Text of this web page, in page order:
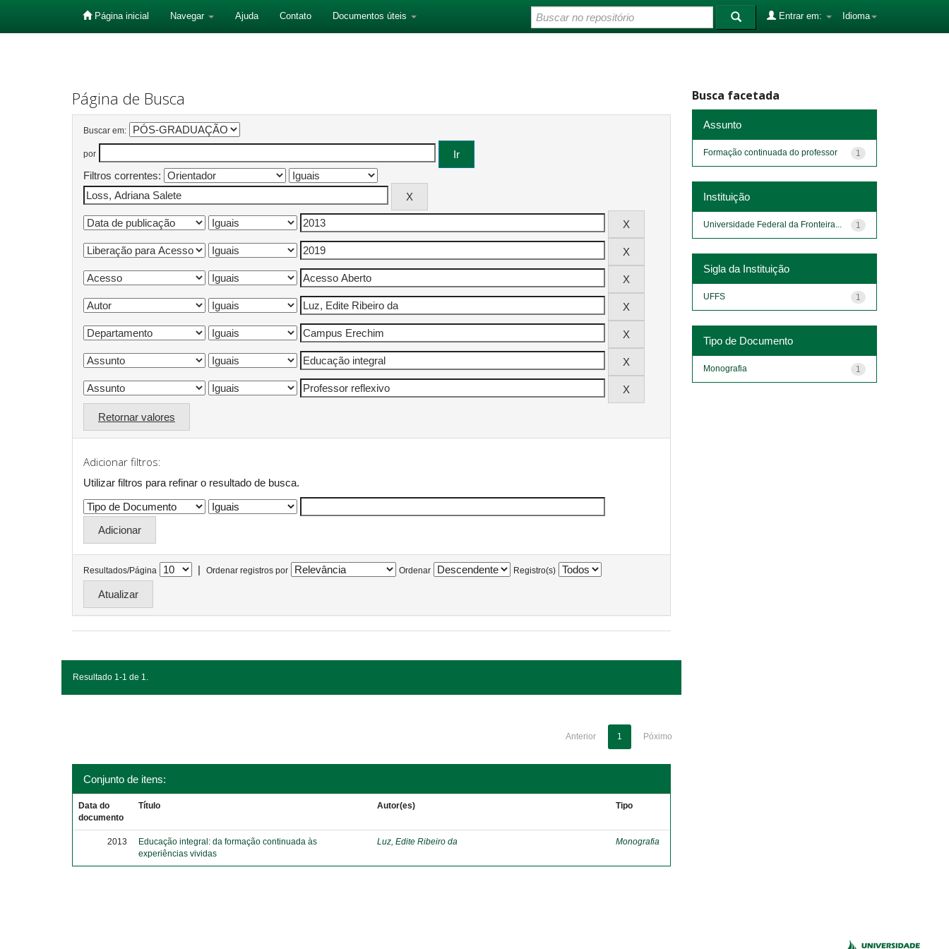
Página inicial Navegar Ajuda Contato Documentos úteis Idioma
Entrar em:
Página de Busca
Buscar em:
por
Filtros correntes:
Retornar valores
Adicionar filtros:
Utilizar filtros para refinar o resultado de busca.
Resultados/Página | Ordenar registros por Ordenar Registro(s)
Resultado 1-1 de 1.
Anterior 1 Póximo
Conjunto de itens:
Data do
documento
Título Autor(es) Tipo
2013
Educação integral: da formação continuada às
experiências vividas
Luz, Edite Ribeiro da Monografia
Busca facetada
Assunto
1
Formação continuada do professor
Instituição
1
Universidade Federal da Fronteira...
Sigla da Instituição
1
UFFS
Tipo de Documento
1
Monografia